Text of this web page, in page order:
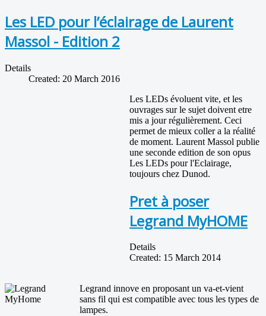
Les LED pour l’éclairage de Laurent
Massol - Edition 2
Details
Created: 20 March 2016
Les LEDs évoluent vite, et les
ouvrages sur le sujet doivent etre
mis a jour régulièrement. Ceci
permet de mieux coller a la réalité
de moment. Laurent Massol publie
une seconde edition de son opus
Les LEDs pour l'Eclairage,
toujours chez Dunod.
Pret à poser
Legrand MyHOME
Details
Created: 15 March 2014
Legrand innove en proposant un va-et-vient
sans fil qui est compatible avec tous les types de
lampes.